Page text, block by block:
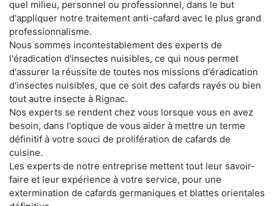
quel milieu, personnel ou professionnel, dans le but
d'appliquer notre traitement anti-cafard avec le plus grand
professionnalisme.
Nous sommes incontestablement des experts de
l'éradication d'insectes nuisibles, ce qui nous permet
d'assurer la réussite de toutes nos missions d'éradication
d'insectes nuisibles, que ce soit des cafards rayés ou bien
tout autre insecte à Rignac.
Nos experts se rendent chez vous lorsque vous en avez
besoin, dans l'optique de vous aider à mettre un terme
définitif à votre souci de prolifération de cafards de
cuisine.
Les experts de notre entreprise mettent tout leur savoir-
faire et leur expérience à votre service, pour une
extermination de cafards germaniques et blattes orientales